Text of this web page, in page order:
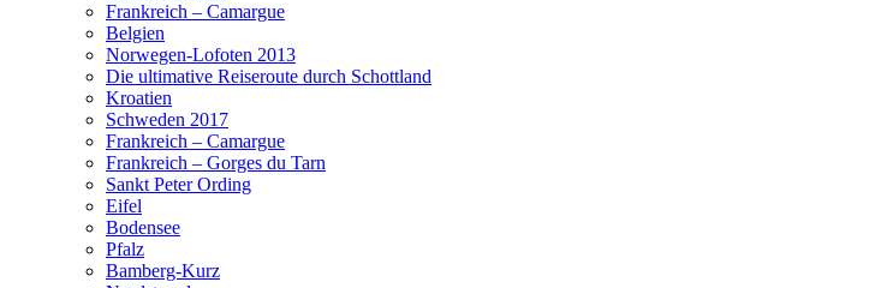
Frankreich – Camargue
Belgien
Norwegen-Lofoten 2013
Die ultimative Reiseroute durch Schottland
Kroatien
Schweden 2017
Frankreich – Camargue
Frankreich – Gorges du Tarn
Sankt Peter Ording
Eifel
Bodensee
Pfalz
Bamberg-Kurz